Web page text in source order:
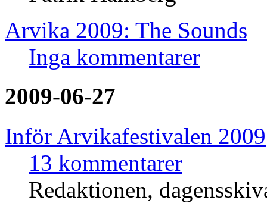
Arvika 2009: The Sounds
Inga kommentarer
2009-06-27
Inför Arvikafestivalen 2009
13 kommentarer
Redaktionen,